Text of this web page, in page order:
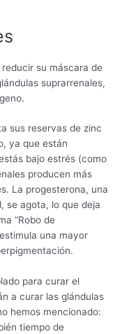
su máscara de
suprarrenales,
sus reservas de zinc
ya que están
bajo estrés (como
producen más
La progesterona, una
se agota, lo que deja
“Robo de
una mayor
para curar el
a curar las glándulas
hemos mencionado:
tiempo de